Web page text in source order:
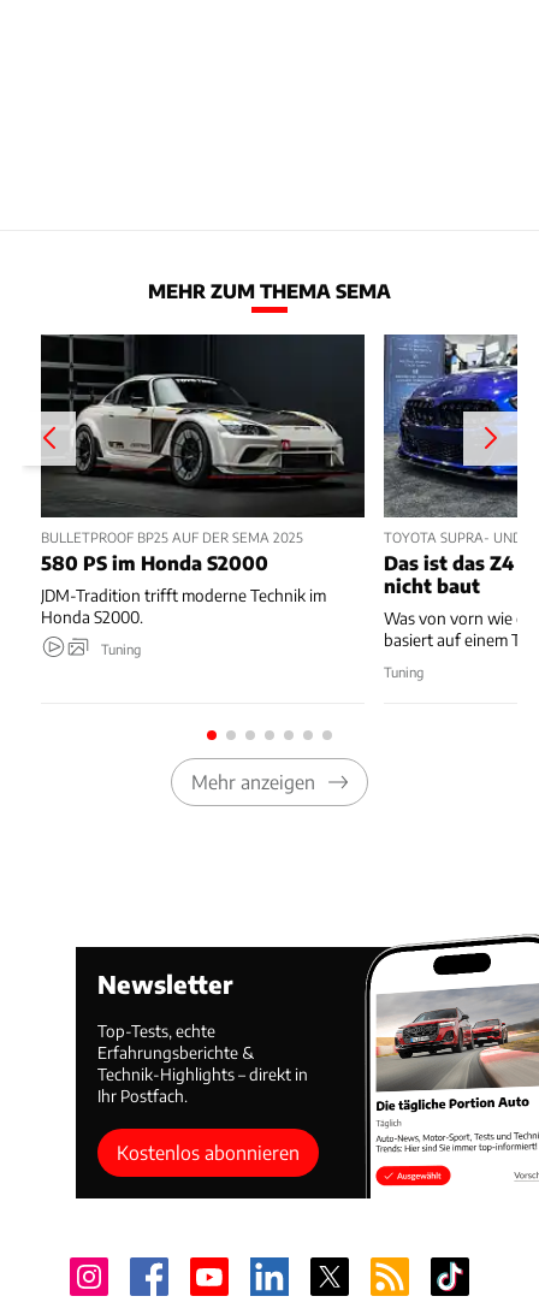
MEHR ZUM THEMA SEMA
BULLETPROOF BP25 AUF DER SEMA 2025
580 PS im Honda S2000
JDM-Tradition trifft moderne Technik im
Honda S2000.
Tuning
TOYOTA SUPRA- UND
Das ist das Z4
nicht baut
Was von vorn wie
basiert auf einem
Tuning
Mehr anzeigen
Newsletter
Top-Tests, echte
Erfahrungsberichte &
Technik-Highlights – direkt in
Ihr Postfach.
Kostenlos abonnieren